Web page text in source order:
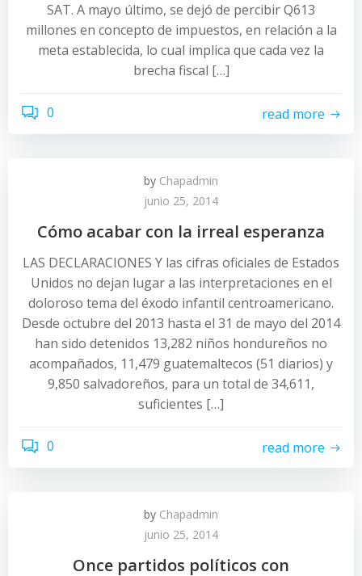
SAT. A mayo último, se dejó de percibir Q613
millones en concepto de impuestos, en relación a la
meta establecida, lo cual implica que cada vez la
brecha fiscal […]
0 read more
by Chapadmin
junio 25, 2014
Cómo acabar con la irreal esperanza
LAS DECLARACIONES Y las cifras oficiales de Estados
Unidos no dejan lugar a las interpretaciones en el
doloroso tema del éxodo infantil centroamericano.
Desde octubre del 2013 hasta el 31 de mayo del 2014
han sido detenidos 13,282 niños hondureños no
acompañados, 11,479 guatemaltecos (51 diarios) y
9,850 salvadoreños, para un total de 34,611,
suficientes […]
0 read more
by Chapadmin
junio 25, 2014
Once partidos políticos con